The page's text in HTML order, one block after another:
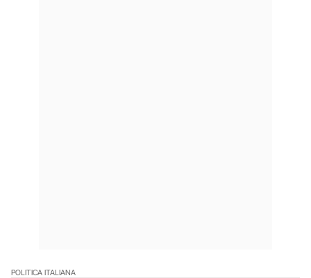
POLITICA ITALIANA